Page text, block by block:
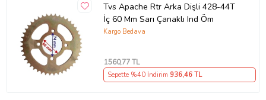
Tvs Apache Rtr Arka Dişli 428-44T
İç 60 Mm Sarı Çanaklı Ind Öm
Kargo Bedava
1560,77 TL
Sepette %40 İndirim 936,46 TL